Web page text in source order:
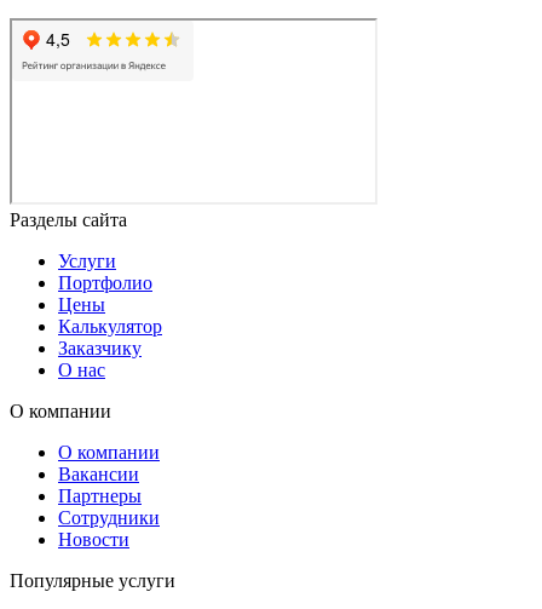
Разделы сайта
Услуги
Портфолио
Цены
Калькулятор
Заказчику
О нас
О компании
О компании
Вакансии
Партнеры
Сотрудники
Новости
Популярные услуги